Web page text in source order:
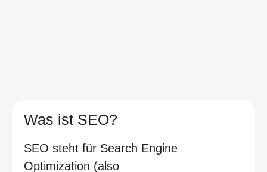
Was ist SEO?
SEO steht für Search Engine
Optimization (also